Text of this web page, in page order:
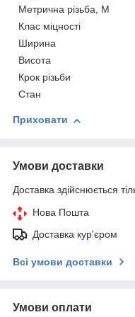
Метрична різьба, М
Клас міцності
Ширина
Висота
Крок різьби
Стан
Приховати
Умови доставки
Доставка здійснюється
Нова Пошта
Доставка кур'єром
Всі умови доставки
Умови оплати